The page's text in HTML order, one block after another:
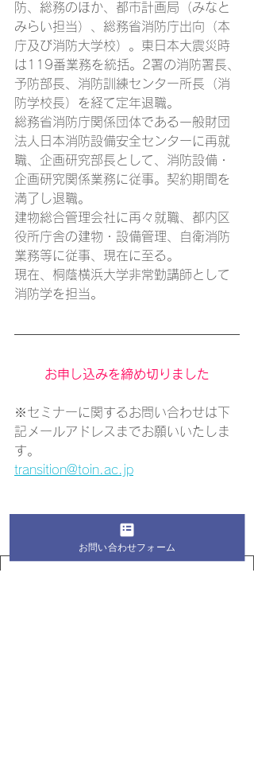
防、総務のほか、都市計画局（みなと
みらい担当）、総務省消防庁出向（本
庁及び消防大学校）。東日本大震災時
は119番業務を統括。2署の消防署長、
予防部長、消防訓練センター所長（消
防学校長）を経て定年退職。
総務省消防庁関係団体である一般財団
法人日本消防設備安全センターに再就
職、企画研究部長として、消防設備・
企画研究関係業務に従事。契約期間を
満了し退職。
建物総合管理会社に再々就職、都内区
役所庁舎の建物・設備管理、自衛消防
業務等に従事、現在に至る。
現在、桐蔭横浜大学非常勤講師として
消防学を担当。
お申し込みを締め切りました
※セミナーに関するお問い合わせは下
記メールアドレスまでお願いいたしま
す。
transition@toin.ac.jp
詳細は、チラシでご確認ください。
お問い合わせフォーム